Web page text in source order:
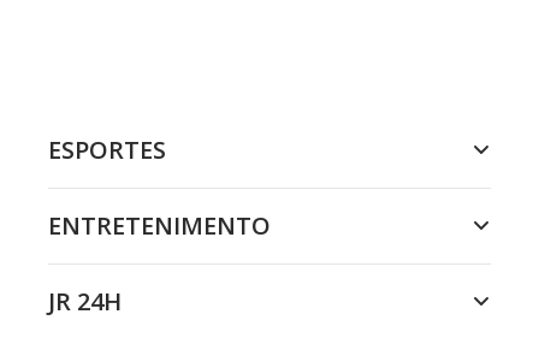
ESPORTES
ENTRETENIMENTO
JR 24H